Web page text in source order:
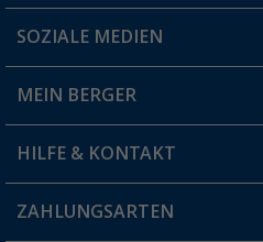
Du hast eine Frage?
Filiale finden
SOZIALE MEDIEN
MEIN BERGER
Vorteilskarte
Blog
HILFE & KONTAKT
FAQ & Kontakt
ZAHLUNGSARTEN